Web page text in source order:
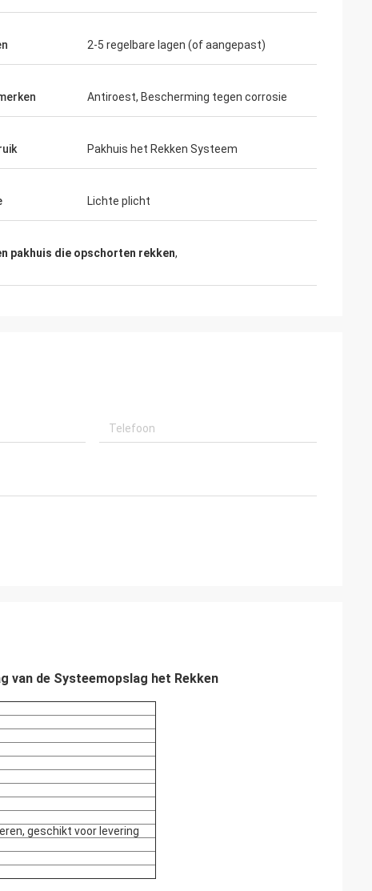
2-5 regelbare lagen (of aangepast)
Antiroest, Bescherming tegen corrosie
Pakhuis het Rekken Systeem
Lichte plicht
pakhuis die opschorten rekken,
van de Systeemopslag het Rekken
geschikt voor levering